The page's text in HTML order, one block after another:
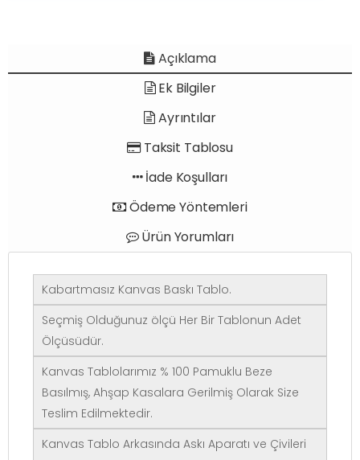
Açıklama
Ek Bilgiler
Ayrıntılar
Taksit Tablosu
İade Koşulları
Ödeme Yöntemleri
Ürün Yorumları
Kabartmasız Kanvas Baskı Tablo.
Seçmiş Olduğunuz ölçü Her Bir Tablonun Adet
Ölçüsüdür.
Kanvas Tablolarımız % 100 Pamuklu Beze
Basılmış, Ahşap Kasalara Gerilmiş Olarak Size
Teslim Edilmektedir.
Kanvas Tablo Arkasında Askı Aparatı ve Çivileri